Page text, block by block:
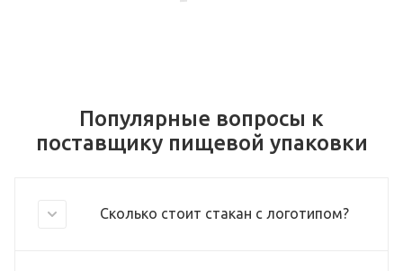
Популярные вопросы к
поставщику пищевой упаковки
Сколько стоит стакан с логотипом?